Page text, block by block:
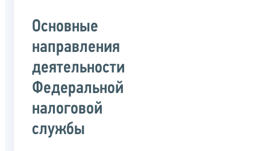
Основные
направления
деятельности
Федеральной
налоговой
службы